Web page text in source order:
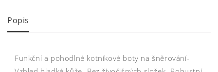
Popis
Funkční a pohodlné kotníkové boty na šněrování-